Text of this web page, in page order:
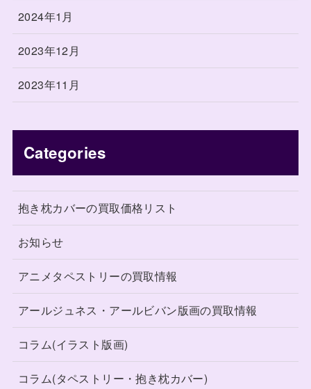
2024年1月
2023年12月
2023年11月
Categories
抱き枕カバーの買取価格リスト
お知らせ
アニメタペストリーの買取情報
アールジュネス・アールビバン版画の買取情報
コラム(イラスト版画)
コラム(タペストリー・抱き枕カバー)